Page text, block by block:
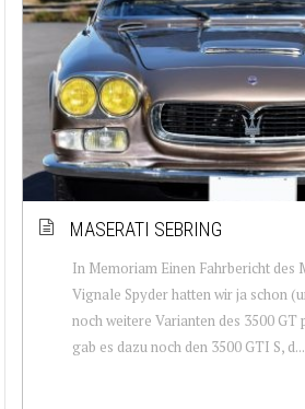
MASERATI SEBRING
In Memoriam Einen Fahrbericht des
Vignale Spyder hatten wir ja schon
noch weitere Varianten des 3500 GT
gab es dazu noch den 3500 GTI S, d...